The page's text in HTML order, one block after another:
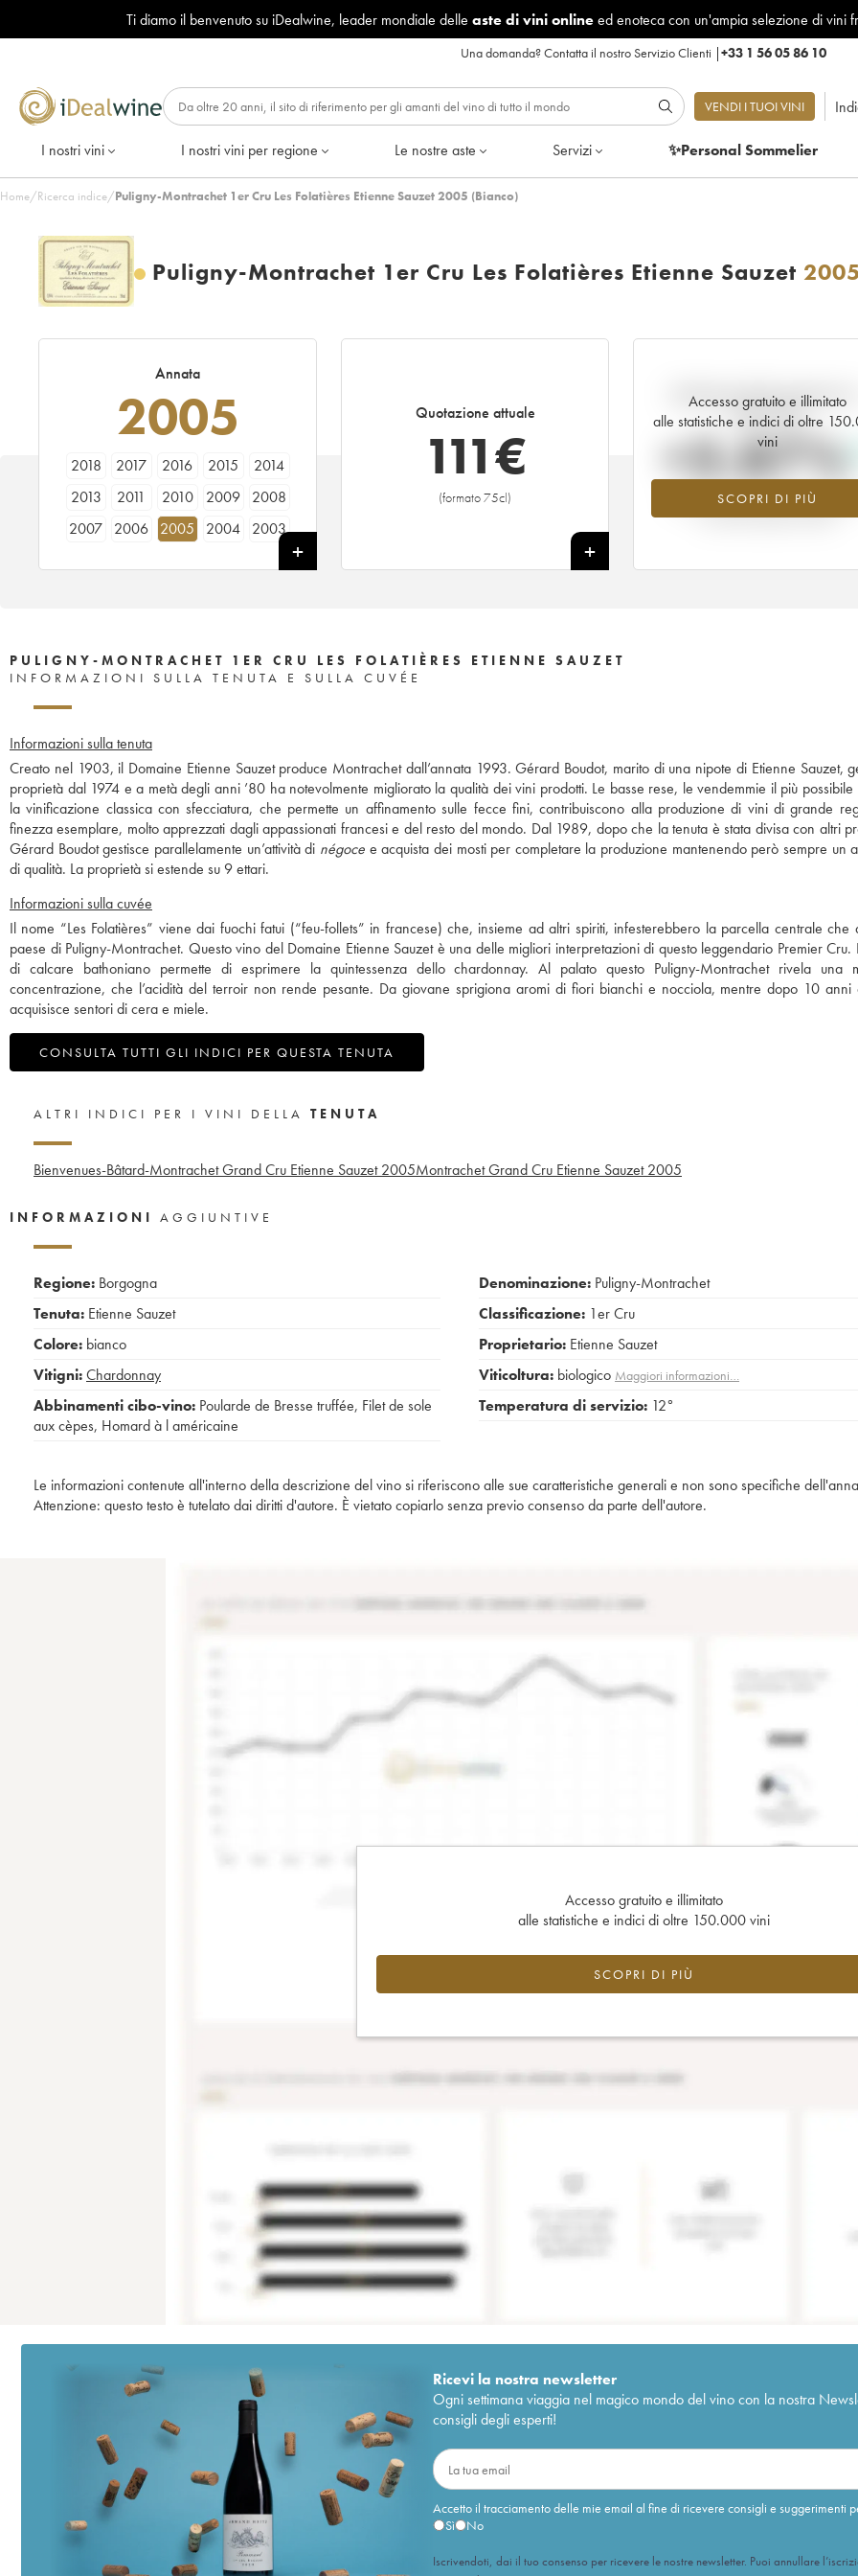
Ti diamo il benvenuto su iDealwine, leader mondiale delle aste di vini onlineed enoteca con un'ampia selezione di vini
Una domanda?Contatta il nostro Servizio Clienti |+33 1 56 05 86 10
VENDI I TUOI VINI
I nostri vini I nostri vini per regione Le nostre aste Servizi ✨Personal Sommelier
Home/Ricerca indice/Puligny-Montrachet 1er Cru Les Folatières Etienne Sauzet 2005 (Bianco)
Puligny-Montrachet 1er Cru Les Folatières Etienne Sauzet
Annata
2005
2018 2017 2016 2015
2014
2013
2011 2010 2009
2008
2007
2006 2005 2004
2003
Quotazione attuale
111€
(formato 75cl)
+
Accesso gratuito e illimitato
alle statistiche e indici di oltre
vini
SCOPRI DI PIÙ
Andamento della quotazione
tempo reale
+3.87%
Valore in aumento per l'annata
nel 2026 rispetto al 2025
PULIGNY-MONTRACHET 1ER CRU LES FOLATIÈRES ETIENNE SAUZET
INFORMAZIONI SULLA TENUTA E SULLA CUVÉE
Informazioni sulla tenuta
Creato nel 1903, il Domaine Etienne Sauzet produce Montrachet dall’annata 1993. Gérard Boudot, marito di una nipote di Etienne Sauzet,
proprietà dal 1974 e a metà degli anni ’80 ha notevolmente migliorato la qualità dei vini prodotti. Le basse rese, le vendemmie il più
la vinificazione classica con sfecciatura, che permette un affinamento sulle fecce fini, contribuiscono alla produzione di vini di grande
finezza esemplare, molto apprezzati dagli appassionati francesi e del resto del mondo. Dal 1989, dopo che la tenuta è stata divisa con altri
Gérard Boudot gestisce parallelamente un’attività di négocee acquista dei mosti per completare la produzione mantenendo però sempre un
di qualità. La proprietà si estende su 9 ettari.
Informazioni sulla cuvée
Il nome “Les Folatières” viene dai fuochi fatui (“feu-follets” in francese) che, insieme ad altri spiriti, infesterebbero la parcella centrale che
paese di Puligny-Montrachet. Questo vino del Domaine Etienne Sauzet è una delle migliori interpretazioni di questo leggendario Premier Cru.
di calcare bathoniano permette di esprimere la quintessenza dello chardonnay. Al palato questo Puligny-Montrachet rivela una
concentrazione, che l’acidità del terroir non rende pesante. Da giovane sprigiona aromi di fiori bianchi e nocciola, mentre dopo 10 anni
acquisisce sentori di cera e miele.
CONSULTA TUTTI GLI INDICI PER QUESTA TENUTA
ALTRI INDICI PER I VINI DELLA TENUTA
Bienvenues-Bâtard-Montrachet Grand Cru Etienne Sauzet 2005Montrachet Grand Cru Etienne Sauzet 2005
INFORMAZIONI AGGIUNTIVE
Regione: Borgogna
Tenuta: Etienne Sauzet
Colore: bianco
Vitigni:Chardonnay
Abbinamenti cibo-vino: Poularde de Bresse truffée, Filet de sole
aux cèpes, Homard à l américaine
Denominazione: Puligny-Montrachet
Classificazione: 1er Cru
Proprietario: Etienne Sauzet
Viticoltura: biologico Maggiori informazioni…
Temperatura di servizio: 12°
Le informazioni contenute all'interno della descrizione del vino si riferiscono alle sue caratteristiche generali e non sono specifiche
Attenzione: questo testo è tutelato dai diritti d'autore. È vietato copiarlo senza previo consenso da parte dell'autore.
Accesso gratuito e illimitato
alle statistiche e indici di oltre 150.000 vini
SCOPRI DI PIÙ
Ricevi la nostra newsletter
Ogni settimana viaggia nel magico mondo del vino con la nostra
consigli degli esperti!
Accetto il tracciamento delle mie email al fine di ricevere consigli e suggerimenti
Sì
No
Iscrivendoti, dai il tuo consenso per ricevere le nostre newsletter. Puoi annullare